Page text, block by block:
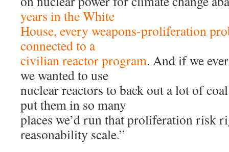
years in the White
House, every weapons-proliferation
connected to a
civilian reactor program. And if we
we wanted to use
nuclear reactors to back out a lot of
put them in so many
places we’d run that proliferation risk
reasonability scale.”